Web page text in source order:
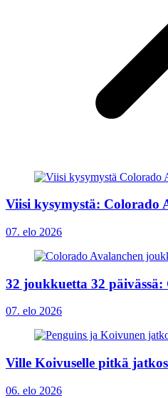
Viisi kysymystä: Colorado
07. elo 2026
32 joukkuetta 32
07. elo 2026
Ville Koivuselle pitkä
06. elo 2026